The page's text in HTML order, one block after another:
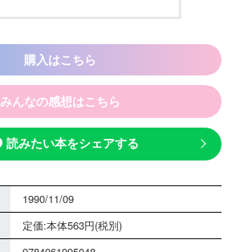
購入はこちら
みんなの感想はこちら
読みたい本をシェアする
1990/11/09
定価:本体563円(税別)